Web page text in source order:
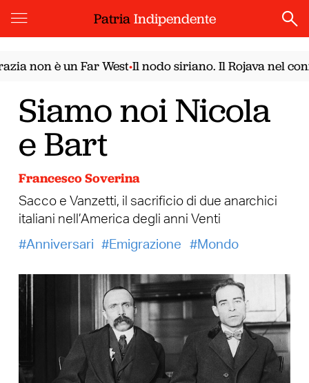
PatriaIndipendente
è un Far West•Il nodo siriano. Il Rojava nel
Siamo noi Nicola
e Bart
Francesco Soverina
Sacco e Vanzetti, il sacrificio di due anarchici
italiani nell’America degli anni Venti
Anniversari
Emigrazione Mondo